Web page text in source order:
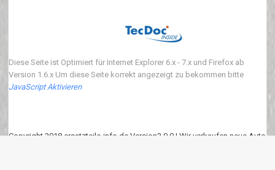
Diese Seite ist Optimiert für Internet Explorer 6.x - 7.x und Firefox ab
Version 1.6.x Um diese Seite korrekt angezeigt zu bekommen bitte
JavaScript Aktivieren
Copyright 2018 ersatzteile-info.de Version3.0.0 | Wir verkaufen neue Auto